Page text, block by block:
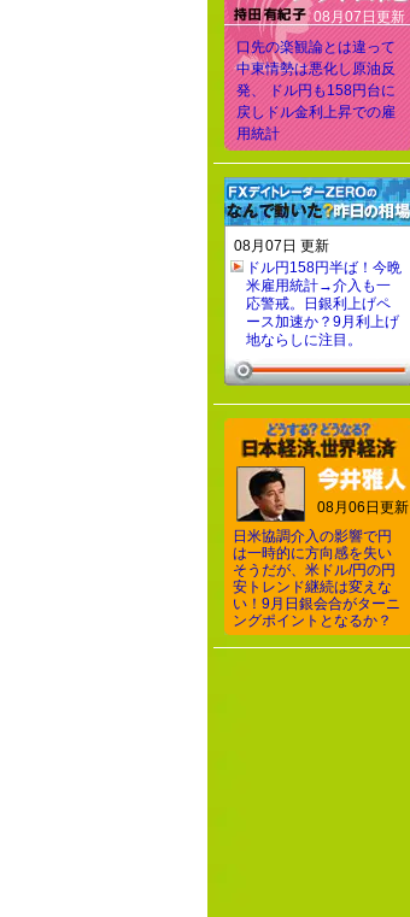
08月07日更新
口先の楽観論とは違って
中東情勢は悪化し原油反
発、 ドル円も158円台に
戻しドル金利上昇での雇
用統計
08月07日 更新
ドル円158円半ば！今晩
米雇用統計→介入も一
応警戒。日銀利上げペ
ース加速か？9月利上げ
地ならしに注目。
08月06日更新
日米協調介入の影響で円
は一時的に方向感を失い
そうだが、米ドル/円の円
安トレンド継続は変えな
い！9月日銀会合がターニ
ングポイントとなるか？